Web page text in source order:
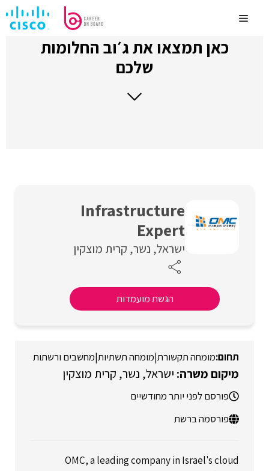
לתוכןMenu
כאן תמצאו את ג׳וב החלומות
שלכם
Infrastructure
Expert
ישראל נשר קרית מוצקין
הגשת מועמדות
מומחה תקשורת|מומחה תשתיות|מחשבים ורשתות
ישראל נשר קרית מוצקין
פורסם לפני יותר מחודשיים
פורסמה ברשת
OMC, a leading company in Israel's cloud